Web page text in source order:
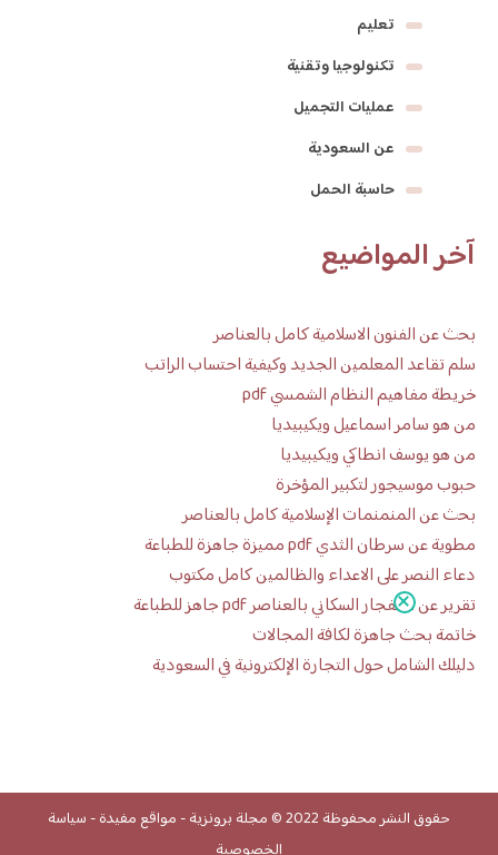
تعليم
تكنولوجيا وتقنية
عمليات التجميل
عن السعودية
حاسبة الحمل
آخر المواضيع
بحث عن الفنون الاسلامية كامل بالعناصر
سلم تقاعد المعلمين الجديد وكيفية احتساب الراتب
خريطة مفاهيم النظام الشمسي pdf
من هو سامر اسماعيل ويكيبيديا
من هو يوسف انطاكي ويكيبيديا
حبوب موسيجور لتكبير المؤخرة
بحث عن المنمنمات الإسلامية كامل بالعناصر
مطوية عن سرطان الثدي pdf مميزة جاهزة للطباعة
دعاء النصر على الاعداء والظالمين كامل مكتوب
تقرير عن الانفجار السكاني بالعناصر pdf جاهز للطباعة
خاتمة بحث جاهزة لكافة المجالات
دليلك الشامل حول التجارة الإلكترونية في السعودية
حقوق النشر محفوظة 2022 © مجلة برونزية-مواقع مفيدة-سياسة